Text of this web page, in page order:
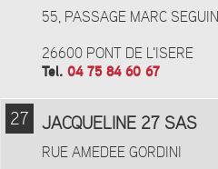
55, PASSAGE MARC SEGUIN
26600 PONT DE L'ISERE
Tel. 04 75 84 60 67
27 JACQUELINE 27 SAS
RUE AMEDEE GORDINI